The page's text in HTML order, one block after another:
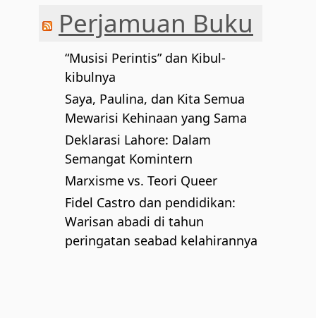
Perjamuan Buku
“Musisi Perintis” dan Kibul-
kibulnya
Saya, Paulina, dan Kita Semua
Mewarisi Kehinaan yang Sama
Deklarasi Lahore: Dalam
Semangat Komintern
Marxisme vs. Teori Queer
Fidel Castro dan pendidikan:
Warisan abadi di tahun
peringatan seabad kelahirannya